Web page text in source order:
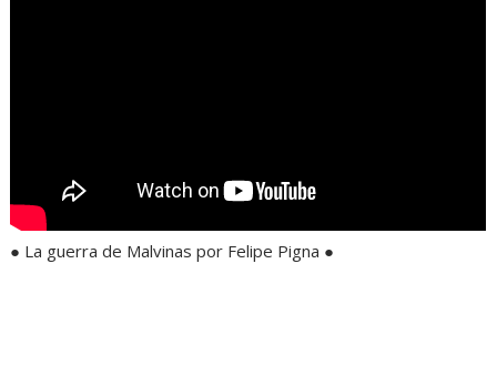
● La guerra de Malvinas por Felipe Pigna ●